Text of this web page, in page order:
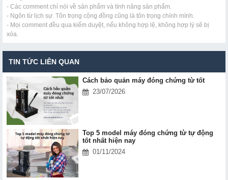
- Các comment chỉ nói về sản phẩm và tính năng sản phẩm.
- Ngôn từ lịch sự. Tôn trọng cộng đồng cũng là tôn trọng chính mình.
- Mọi comment đều qua kiểm duyệt, nếu không hợp lệ, không hợp lý sẽ bị
xóa.
TIN TỨC LIÊN QUAN
Cách bảo quản máy đóng chứng từ tốt
23/07/2026
Top 5 model máy đóng chứng từ tự động
tốt nhất hiện nay
01/11/2024